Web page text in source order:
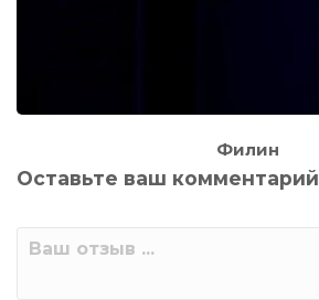
Филин
Оставьте ваш комментарий